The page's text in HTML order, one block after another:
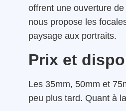
offrent une ouverture
nous propose les
paysage aux portraits.
Prix et
Les 35mm, 50mm et
peu plus tard. Quant à